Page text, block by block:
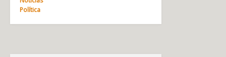
Política